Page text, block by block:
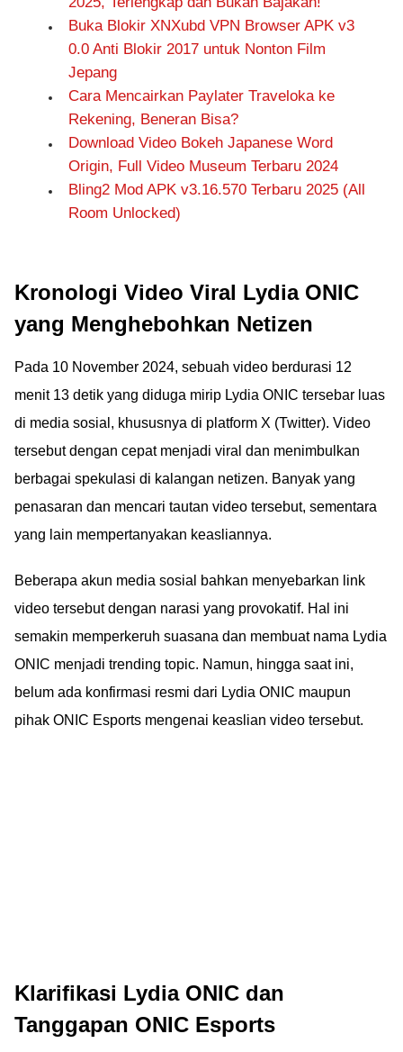
Buka Blokir XNXubd VPN Browser APK v3
0.0 Anti Blokir 2017 untuk Nonton Film
Jepang
Cara Mencairkan Paylater Traveloka ke
Rekening, Beneran Bisa?
Download Video Bokeh Japanese Word
Origin, Full Video Museum Terbaru 2024
Bling2 Mod APK v3.16.570 Terbaru 2025 (All
Room Unlocked)
Kronologi Video Viral Lydia ONIC
yang Menghebohkan Netizen
Pada 10 November 2024, sebuah video berdurasi 12
menit 13 detik yang diduga mirip Lydia ONIC tersebar luas
di media sosial, khususnya di platform X (Twitter). Video
tersebut dengan cepat menjadi viral dan menimbulkan
berbagai spekulasi di kalangan netizen. Banyak yang
penasaran dan mencari tautan video tersebut, sementara
yang lain mempertanyakan keasliannya.
Beberapa akun media sosial bahkan menyebarkan link
video tersebut dengan narasi yang provokatif. Hal ini
semakin memperkeruh suasana dan membuat nama Lydia
ONIC menjadi trending topic. Namun, hingga saat ini,
belum ada konfirmasi resmi dari Lydia ONIC maupun
pihak ONIC Esports mengenai keaslian video tersebut.
Klarifikasi Lydia ONIC dan
Tanggapan ONIC Esports